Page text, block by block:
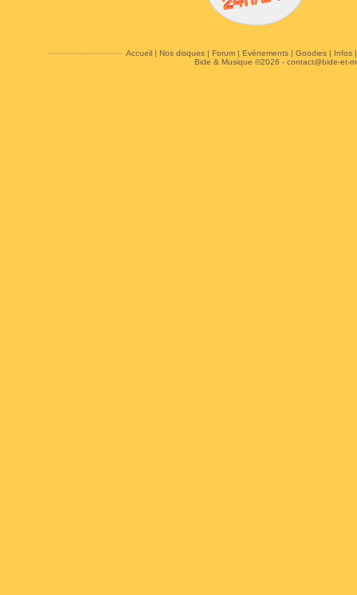
Accueil| Nos disques| Forum| Evénements| Goodies| Infos
Bide & Musique ©2026 - contact@bide-et-